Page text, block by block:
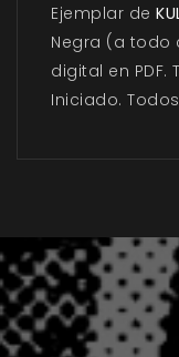
Ejemplar de
Negra (a todo
digital en
Iniciado.